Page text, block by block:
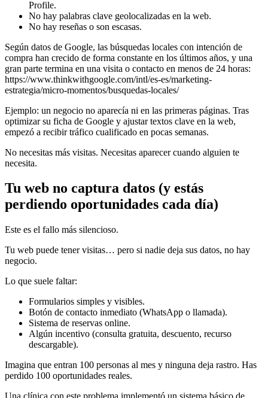
Profile.
No hay palabras clave geolocalizadas en la web.
No hay reseñas o son escasas.
Según datos de Google, las búsquedas locales con intención de
compra han crecido de forma constante en los últimos años, y una
gran parte termina en una visita o contacto en menos de 24 horas:
https://www.thinkwithgoogle.com/intl/es-es/marketing-
estrategia/micro-momentos/busquedas-locales/
Ejemplo: un negocio no aparecía ni en las primeras páginas. Tras
optimizar su ficha de Google y ajustar textos clave en la web,
empezó a recibir tráfico cualificado en pocas semanas.
No necesitas más visitas. Necesitas aparecer cuando alguien te
necesita.
Tu web no captura datos (y estás
perdiendo oportunidades cada día)
Este es el fallo más silencioso.
Tu web puede tener visitas… pero si nadie deja sus datos, no hay
negocio.
Lo que suele faltar:
Formularios simples y visibles.
Botón de contacto inmediato (WhatsApp o llamada).
Sistema de reservas online.
Algún incentivo (consulta gratuita, descuento, recurso
descargable).
Imagina que entran 100 personas al mes y ninguna deja rastro. Has
perdido 100 oportunidades reales.